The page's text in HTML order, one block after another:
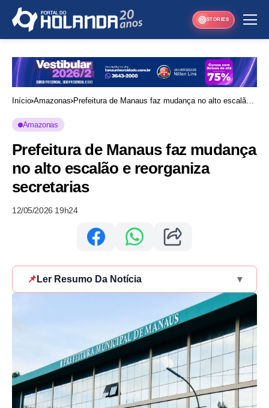
STORIES
Início Amazonas Prefeitura de Manaus faz mudança no alto escalão e
Amazonas
Prefeitura de Manaus faz mudança
no alto escalão e reorganiza
secretarias
12/05/2026 19h24
📌 Ler Resumo Da Notícia ▾